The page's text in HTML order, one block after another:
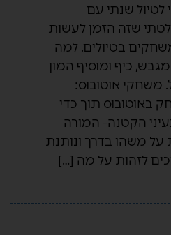
שנתי עם
שזה הזמן לעשות
בטיולים. למה
כיף ומוסיף המון
משחקי אוטובוס:
באוטובוס תוך כדי
הקטנה- המורה
על משהו בדרך ונותנת
לזהות על מה […]